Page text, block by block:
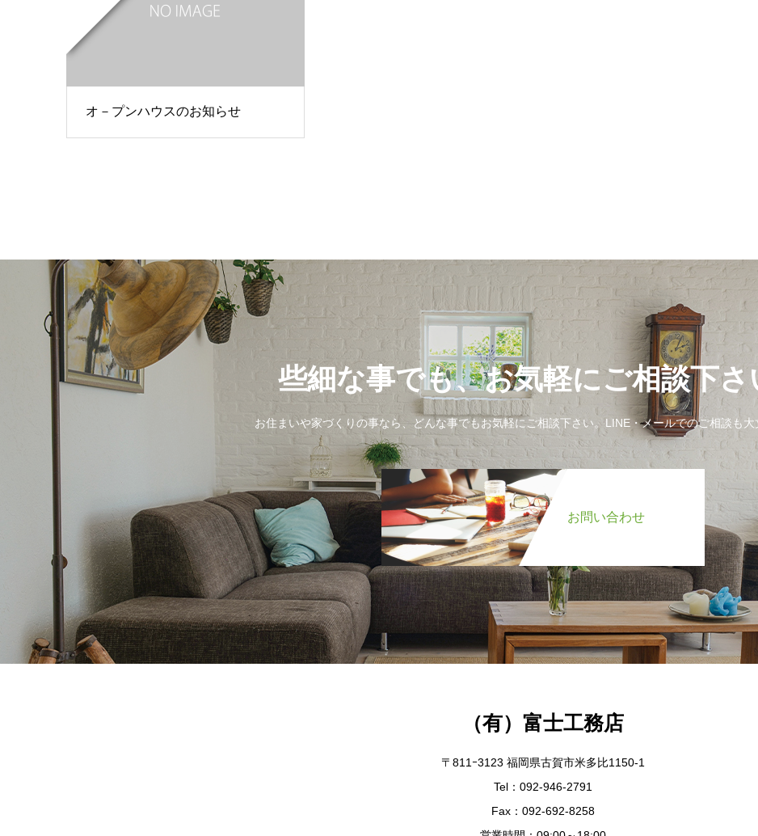
オ－プンハウスのお知らせ
些細な事でも、お気軽にご相談下さ
お住まいや家づくりの事なら、どんな事でもお気軽にご相談下さい。LINE・メールでのご相談も
お問い合わせ
（有）富士工務店
〒811ｰ3123 福岡県古賀市米多比1150-1
Tel：092-946-2791
Fax：092-692-8258